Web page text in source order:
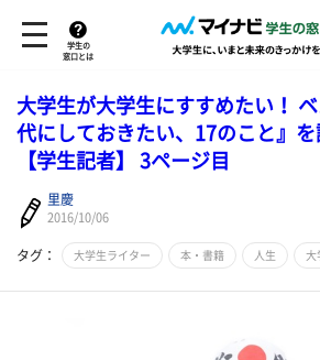
学生の
窓口とは
大学生が大学生にすすめたい！
代にしておきたい、17のこと』
【学生記者】 3ページ目
里慶
2016/10/06
タグ： 大学生ライター 本・書籍 人生 大